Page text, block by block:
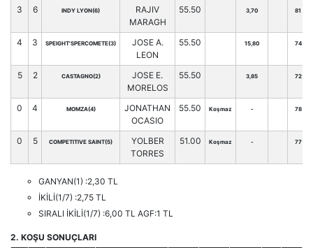
3 6 INDY LYON(6)
RAJIV
MARAGH
55.50 3,70 81
4 3 SPEIGHT'SPERCOMETE(3)
JOSE A.
LEON
55.50 15,80 74
5 2 CASTAGNO(2)
JOSE E.
MORELOS
55.50 3,85 72
0 4 MOMZA(4)
JONATHAN
OCASIO
55.50 Koşmaz - 78
0 5 COMPETITIVE SAINT(5)
YOLBER
TORRES
51.00 Koşmaz - 77
GANYAN(1) :2,30 TL
İKİLİ(1/7) :2,75 TL
SIRALI İKİLİ(1/7) :6,00 TL AGF:1 TL
2. KOŞU SONUÇLARI